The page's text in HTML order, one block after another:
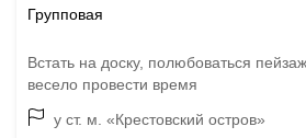
Групповая
Встать на доску, полюбоваться
весело провести время
у ст. м. «Крестовский остров»